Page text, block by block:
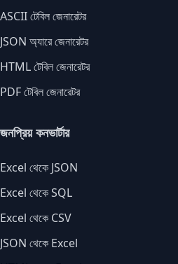
ASCII টেবিল জেনারেটর
JSON অ্যারে জেনারেটর
HTML টেবিল জেনারেটর
PDF টেবিল জেনারেটর
জনপ্রিয় কনভার্টার
Excel থেকে JSON
Excel থেকে SQL
Excel থেকে CSV
JSON থেকে Excel